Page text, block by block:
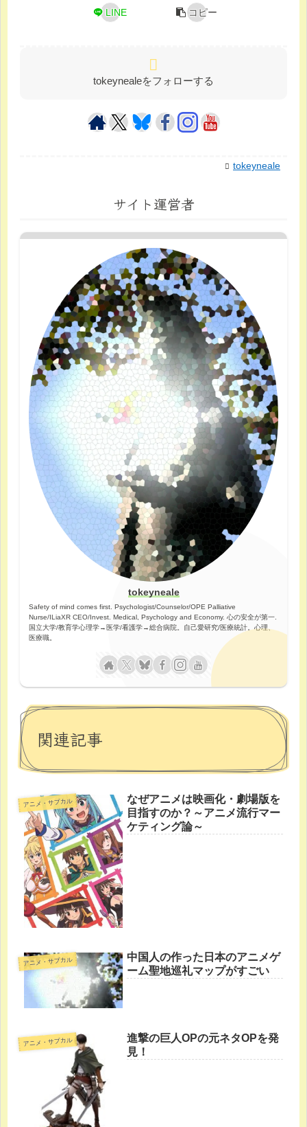
LINE コピー
tokeynealeをフォローする
tokeyneale
サイト運営者
tokeyneale
Safety of mind comes first. Psychologist/Counselor/OPE Palliative
Nurse/ILiaXR CEO/Invest. Medical, Psychology and Economy. 心の安全が第一.
国立大学/教育学心理学→医学/看護学→総合病院。自己愛研究/医療統計。心理、
医療職。
関連記事
アニメ・サブカル
なぜアニメは映画化・劇場版を
目指すのか？～アニメ流行マー
ケティング論～
アニメ・サブカル
中国人の作った日本のアニメゲ
ーム聖地巡礼マップがすごい
アニメ・サブカル
進撃の巨人OPの元ネタOPを発
見！